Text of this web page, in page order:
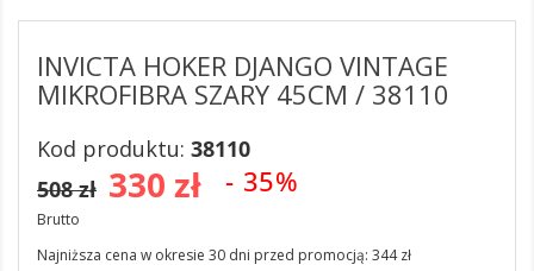
INVICTA HOKER DJANGO VINTAGE
MIKROFIBRA SZARY 45CM / 38110
Kod produktu: 38110
330 zł - 35%
508 zł
Brutto
Najniższa cena w okresie 30 dni przed promocją: 344 zł